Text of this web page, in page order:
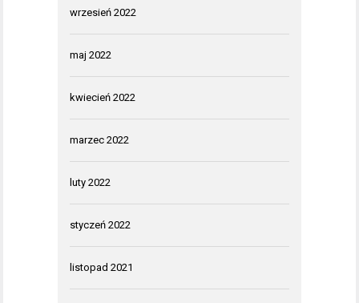
wrzesień 2022
maj 2022
kwiecień 2022
marzec 2022
luty 2022
styczeń 2022
listopad 2021